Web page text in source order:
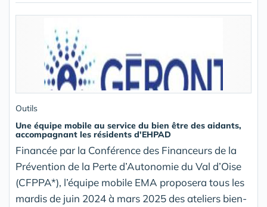
Outils
Une équipe mobile au service du bien être des aidants,
accompagnant les résidents d'EHPAD
Financée par la Conférence des Financeurs de la
Prévention de la Perte d’Autonomie du Val d’Oise
(CFPPA*), l’équipe mobile EMA proposera tous les
mardis de juin 2024 à mars 2025 des ateliers bien-